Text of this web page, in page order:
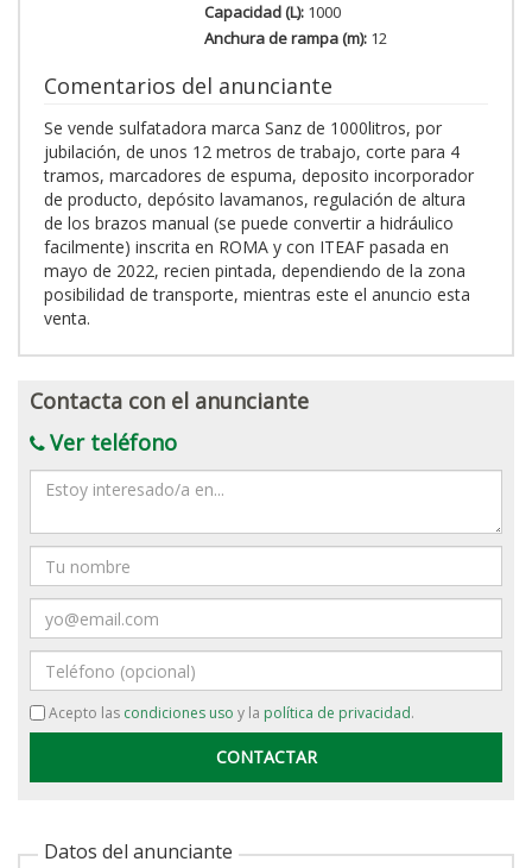
Capacidad (L):1000
Anchura de rampa (m):12
Comentarios del anunciante
Se vende sulfatadora marca Sanz de 1000litros, por
jubilación, de unos 12 metros de trabajo, corte para 4
tramos, marcadores de espuma, deposito incorporador
de producto, depósito lavamanos, regulación de altura
de los brazos manual (se puede convertir a hidráulico
facilmente) inscrita en ROMA y con ITEAF pasada en
mayo de 2022, recien pintada, dependiendo de la zona
posibilidad de transporte, mientras este el anuncio esta
venta.
Contacta con el anunciante
Ver teléfono
Mensaje
Nombre
Email
Teléfono
Acepto las condiciones uso y la política de privacidad.
Datos del anunciante